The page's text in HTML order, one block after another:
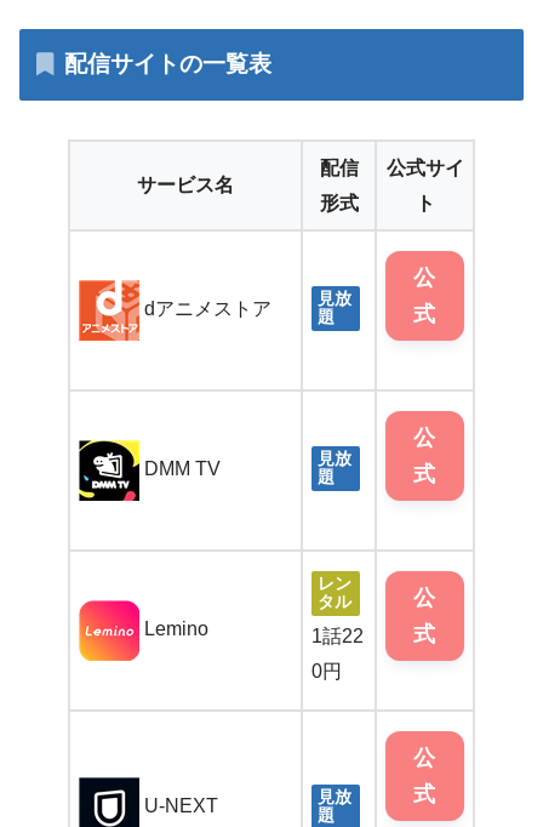
配信サイトの一覧表
サービス名
配信
形式
公式サイ
ト
dアニメストア
見放
題
公
式
DMM TV
見放
題
公
式
Lemino
レン
タル
1話22
0円
公
式
U-NEXT
見放
題
公
式